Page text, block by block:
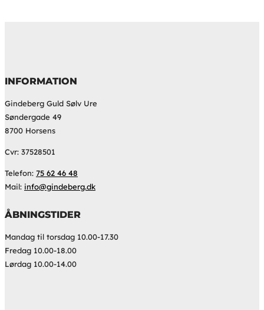
INFORMATION
Gindeberg Guld Sølv Ure
Søndergade 49
8700 Horsens
Cvr: 37528501
Telefon: 75 62 46 48
Mail: info@gindeberg.dk
ÅBNINGSTIDER
Mandag til torsdag 10.00-17.30
Fredag 10.00-18.00
Lørdag 10.00-14.00